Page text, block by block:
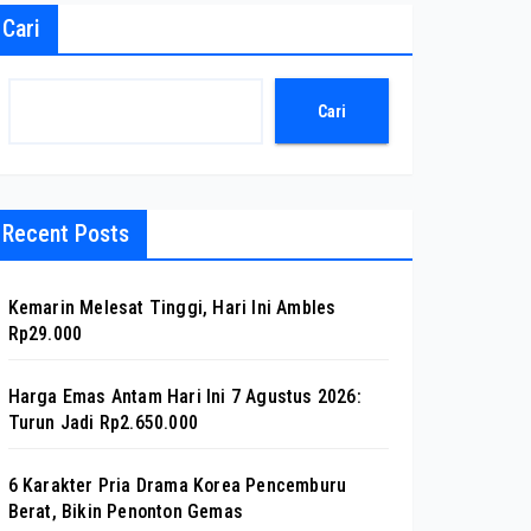
Cari
Cari
Recent Posts
Kemarin Melesat Tinggi, Hari Ini Ambles
Rp29.000
Harga Emas Antam Hari Ini 7 Agustus 2026:
Turun Jadi Rp2.650.000
6 Karakter Pria Drama Korea Pencemburu
Berat, Bikin Penonton Gemas